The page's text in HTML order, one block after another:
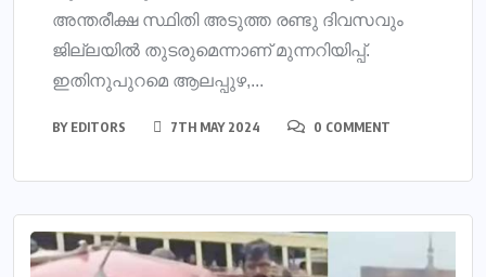
അന്തരീക്ഷ സ്ഥിതി അടുത്ത രണ്ടു ദിവസവും
ജില്ലയില്‍ തുടരുമെന്നാണ് മുന്നറിയിപ്പ്.
ഇതിനുപുറമെ ആലപ്പുഴ,...
BY EDITORS 7TH MAY 2024 0 COMMENT